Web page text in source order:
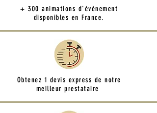
+ 300 animations d'événement
disponibles en France.
Obtenez 1 devis express de notre
meilleur prestataire